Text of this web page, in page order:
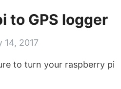
to GPS logger
14, 2017
to turn your raspberry pi